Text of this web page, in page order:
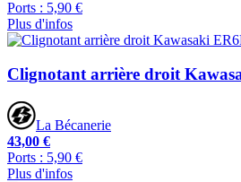
Ports : 5,90 €
Plus d'infos
Clignotant arrière droit
La Bécanerie
43,00 €
Ports : 5,90 €
Plus d'infos